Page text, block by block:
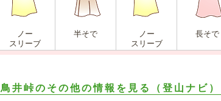
ノー
スリーブ
半そで
ノー
スリーブ
長そで
鳥井峠のその他の情報を見る（登山ナビ）